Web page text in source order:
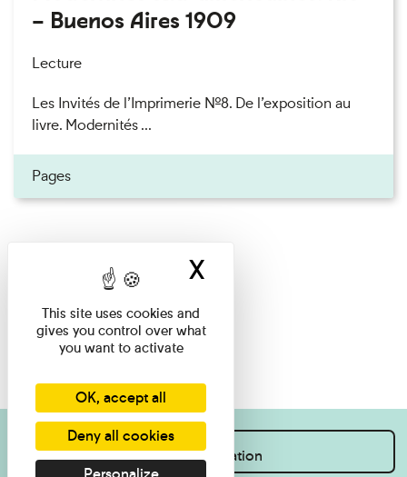
– Buenos Aires 1909
Lecture
Les Invités de l’Imprimerie n°8. De l’exposition au
livre. Modernités ...
Pages
I want information
This site uses cookies and
gives you control over what
you want to activate
OK, accept all
Deny all cookies
X